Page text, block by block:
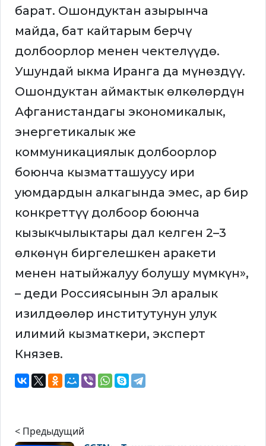
барат. Ошондуктан азырынча
майда, бат кайтарым берчү
долбоорлор менен чектелүүдө.
Ушундай ыкма Иранга да мүнөздүү.
Ошондуктан аймактык өлкөлөрдүн
Афганистандагы экономикалык,
энергетикалык же
коммуникациялык долбоорлор
боюнча кызматташуусу ири
уюмдардын алкагында эмес, ар бир
конкреттүү долбоор боюнча
кызыкчылыктары дал келген 2–3
өлкөнүн биргелешкен аракети
менен натыйжалуу болушу мүмкүн»,
– деди Россиясынын Эл аралык
изилдөөлөр институтунун улук
илимий кызматкери, эксперт
Князев.
< Предыдущий